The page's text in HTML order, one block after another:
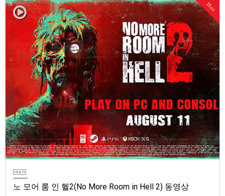
Hot
노 모어 룸 인 헬2(No More Room in Hell 2) 동영상